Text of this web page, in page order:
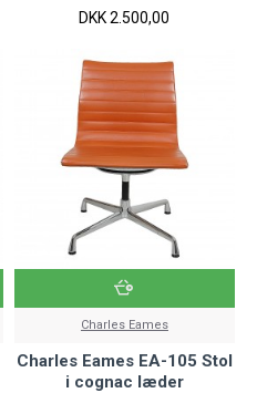
DKK 2.500,00
Charles Eames
Charles Eames EA-105 Stol
i cognac læder